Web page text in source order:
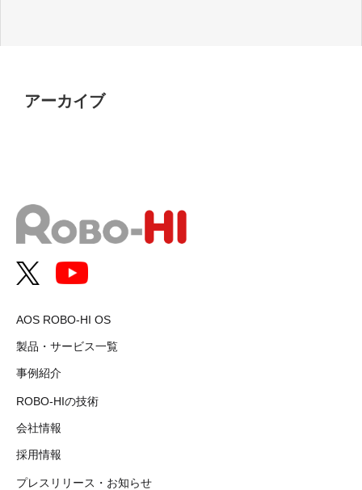
アーカイブ
AOS ROBO-HI OS
製品・サービス一覧
事例紹介
ROBO-HIの技術
会社情報
採用情報
プレスリリース・お知らせ